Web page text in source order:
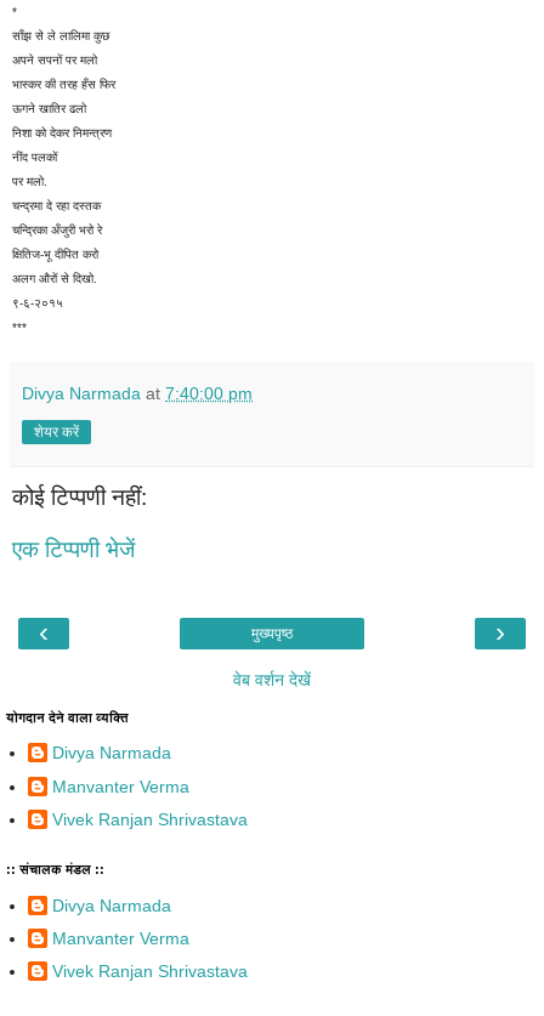
*
साँझ से ले लालिमा कुछ
अपने सपनों पर मलो
भास्कर की तरह हँस फिर
ऊगने खातिर ढलो
निशा को देकर निमन्त्रण
नींद पलकों
पर मलो.
चन्द्रमा दे रहा दस्तक
चन्द्रिका अँजुरी भरो रे
क्षितिज-भू दीपित करो
अलग औरों से दिखो.
९-६-२०१५
***
Divya Narmada at 7:40:00 pm
शेयर करें
कोई टिप्पणी नहीं:
एक टिप्पणी भेजें
‹ ›
मुख्यपृष्ठ
वेब वर्शन देखें
योगदान देने वाला व्यक्ति
Divya Narmada
Manvanter Verma
Vivek Ranjan Shrivastava
:: संचालक मंडल ::
Divya Narmada
Manvanter Verma
Vivek Ranjan Shrivastava